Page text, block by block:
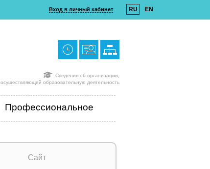
Вход в личный кабинет RU EN
Сведения об организации,
осуществляющей образовательную деятельность
Профессиональное
Сайт